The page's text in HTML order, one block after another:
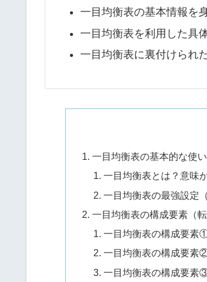
一目均衡表の基本情報を
一目均衡表を利用した具
一目均衡表に裏付けられ
一目均衡表の基本的な使
一目均衡表とは？意味
一目均衡表の最強設定
一目均衡表の構成要素（
一目均衡表の構成要素
一目均衡表の構成要素
一目均衡表の構成要素